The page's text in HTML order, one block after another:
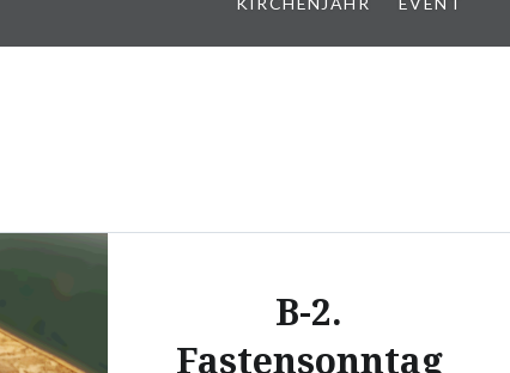
B-2.
Fastensonntag